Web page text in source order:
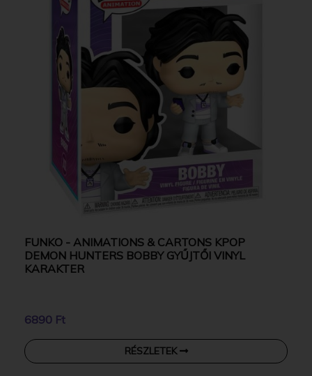
FUNKO - ANIMATIONS & CARTONS KPOP
DEMON HUNTERS BOBBY GYŰJTŐI VINYL
KARAKTER
6890 Ft
RÉSZLETEK